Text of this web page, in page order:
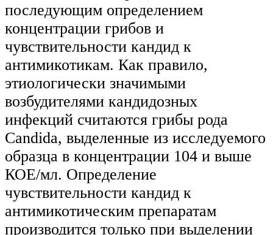
последующим определением
концентрации грибов и
чувствительности кандид к
антимикотикам. Как правило,
этиологически значимыми
возбудителями кандидозных
инфекций считаются грибы рода
Candida, выделенные из исследуемого
образца в концентрации 104 и выше
КОЕ/мл. Определение
чувствительности кандид к
антимикотическим препаратам
производится только при выделении